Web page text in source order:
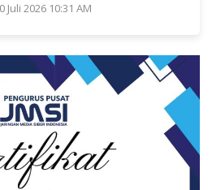
Juli 2026 10:31 AM